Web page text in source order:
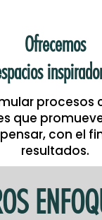
Ofrecemos
procesos
que
con el
resultados.